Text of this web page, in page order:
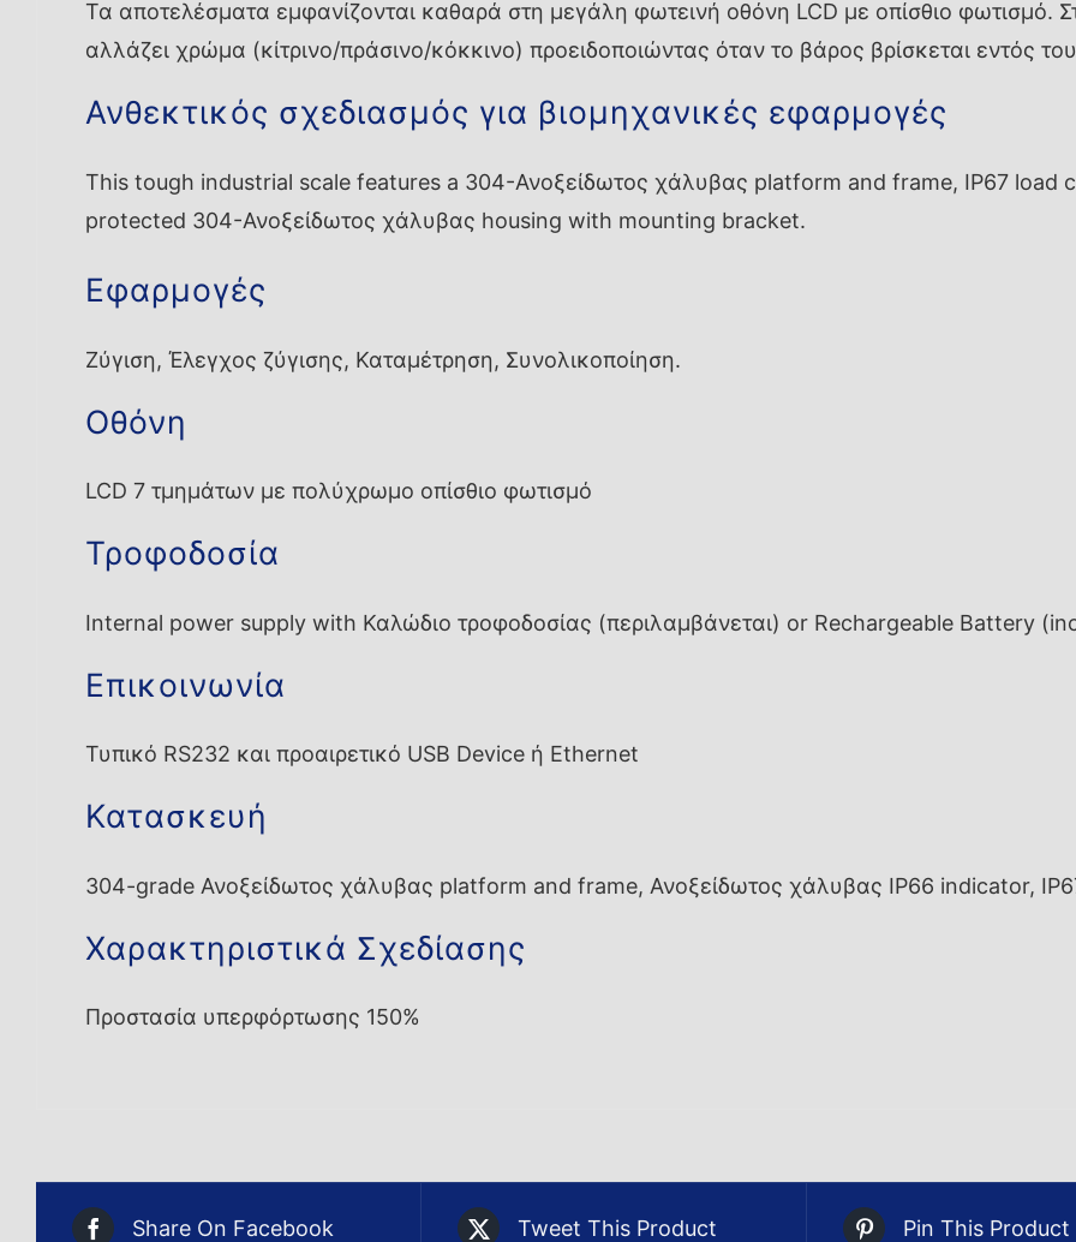
Τα αποτελέσματα εμφανίζονται καθαρά στη μεγάλη φωτεινή οθόνη LCD με οπίσθιο φωτισμό.
αλλάζει χρώμα (κίτρινο/πράσινο/κόκκινο) προειδοποιώντας όταν το βάρος βρίσκεται εντός
Ανθεκτικός σχεδιασμός για βιομηχανικές εφαρμογές
This tough industrial scale features a 304-Ανοξείδωτος χάλυβας platform and frame, IP67 load
protected 304-Ανοξείδωτος χάλυβας housing with mounting bracket.
Εφαρμογές
Ζύγιση, Έλεγχος ζύγισης, Καταμέτρηση, Συνολικοποίηση.
Οθόνη
LCD 7 τμημάτων με πολύχρωμο οπίσθιο φωτισμό
Τροφοδοσία
Internal power supply with Καλώδιο τροφοδοσίας (περιλαμβάνεται) or Rechargeable Battery
Επικοινωνία
Τυπικό RS232 και προαιρετικό USB Device ή Ethernet
Κατασκευή
304-grade Ανοξείδωτος χάλυβας platform and frame, Ανοξείδωτος χάλυβας IP66 indicator,
Χαρακτηριστικά Σχεδίασης
Προστασία υπερφόρτωσης 150%
Share On Facebook Tweet This Product Pin This Product